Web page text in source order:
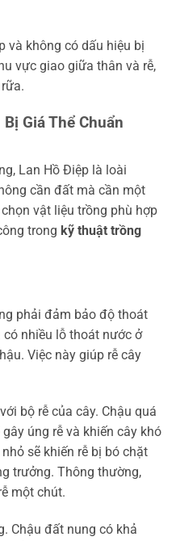
và không có dấu hiệu bị
vực giao giữa thân và rễ,
Giá Thể Chuẩn
Lan Hồ Điệp là loài
cần đất mà cần một
vật liệu trồng phù hợp
trong kỹ thuật trồng
phải đảm bảo độ thoát
nhiều lỗ thoát nước ở
Việc này giúp rễ cây
bộ rễ của cây. Chậu quá
úng rễ và khiến cây khó
sẽ khiến rễ bị bó chặt
trưởng. Thông thường,
một chút.
Chậu đất nung có khả